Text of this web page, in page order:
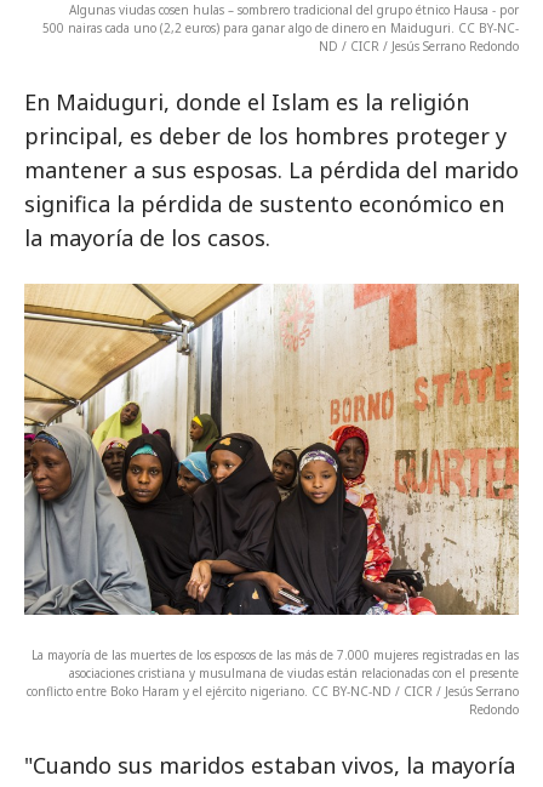
Algunas viudas cosen hulas – sombrero tradicional del grupo étnico Hausa - por
500 nairas cada uno (2,2 euros) para ganar algo de dinero en Maiduguri. CC BY-NC-
ND / CICR / Jesús Serrano Redondo
En Maiduguri, donde el Islam es la religión
principal, es deber de los hombres proteger y
mantener a sus esposas. La pérdida del marido
significa la pérdida de sustento económico en
la mayoría de los casos.
La mayoría de las muertes de los esposos de las más de 7.000 mujeres registradas en las
asociaciones cristiana y musulmana de viudas están relacionadas con el presente
conflicto entre Boko Haram y el ejército nigeriano. CC BY-NC-ND / CICR / Jesús Serrano
Redondo
"Cuando sus maridos estaban vivos, la mayoría